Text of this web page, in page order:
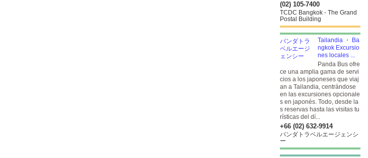
(02) 105-7400
TCDC Bangkok - The Grand
Postal Building
Tailandia ・ Ba
ngkok Excursio
nes locales ...
Panda Bus ofre
ce una amplia gama de servi
cios a los japoneses que viaj
an a Tailandia, centrándose
en las excursiones opcionale
s en japonés. Todo, desde la
s reservas hasta las visitas tu
rísticas del dí...
+66 (02) 632-9914
パンダトラベルエージェンシ
ー